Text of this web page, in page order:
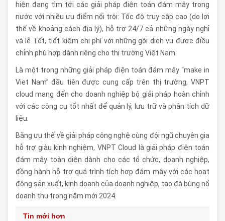
hiện đang tìm tới các giải pháp điện toán đám mây trong
nước với nhiều ưu điểm nổi trội: Tốc độ truy cập cao (do lợi
thế về khoảng cách địa lý), hỗ trợ 24/7 cả những ngày nghỉ
và lễ Tết, tiết kiệm chi phí với những gói dịch vụ được điều
chỉnh phù hợp dành riêng cho thị trường Việt Nam.
Là một trong những giải pháp điện toán đám mây “make in
Viet Nam” đầu tiên được cung cấp trên thị trường, VNPT
cloud mang đến cho doanh nghiệp bộ giải pháp hoàn chỉnh
với các công cụ tốt nhất để quản lý, lưu trữ và phân tích dữ
liệu.
Bằng ưu thế về giải pháp công nghệ cùng đội ngũ chuyên gia
hỗ trợ giàu kinh nghiệm, VNPT Cloud là giải pháp điện toán
đám mây toàn diện dành cho các tổ chức, doanh nghiệp,
đồng hành hỗ trợ quá trình tích hợp đám mây với các hoạt
động sản xuất, kinh doanh của doanh nghiệp, tạo đà bùng nổ
doanh thu trong năm mới 2024.
Tin mới hơn